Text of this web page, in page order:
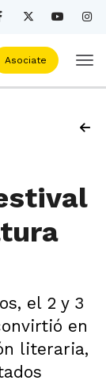
Asociate
el 2 y 3
en
literaria,